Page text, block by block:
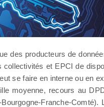
des producteurs de
et EPCI de
se faire en interne ou en
moyenne, recours au
Franche-Comté).